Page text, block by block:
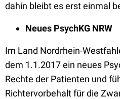
dahin bleibt es erst einmal
Neues PsychKG NRW
Im Land Nordrhein-
dem 1.1.2017 ein neues
Rechte der Patienten und
Richtervorbehalt für die